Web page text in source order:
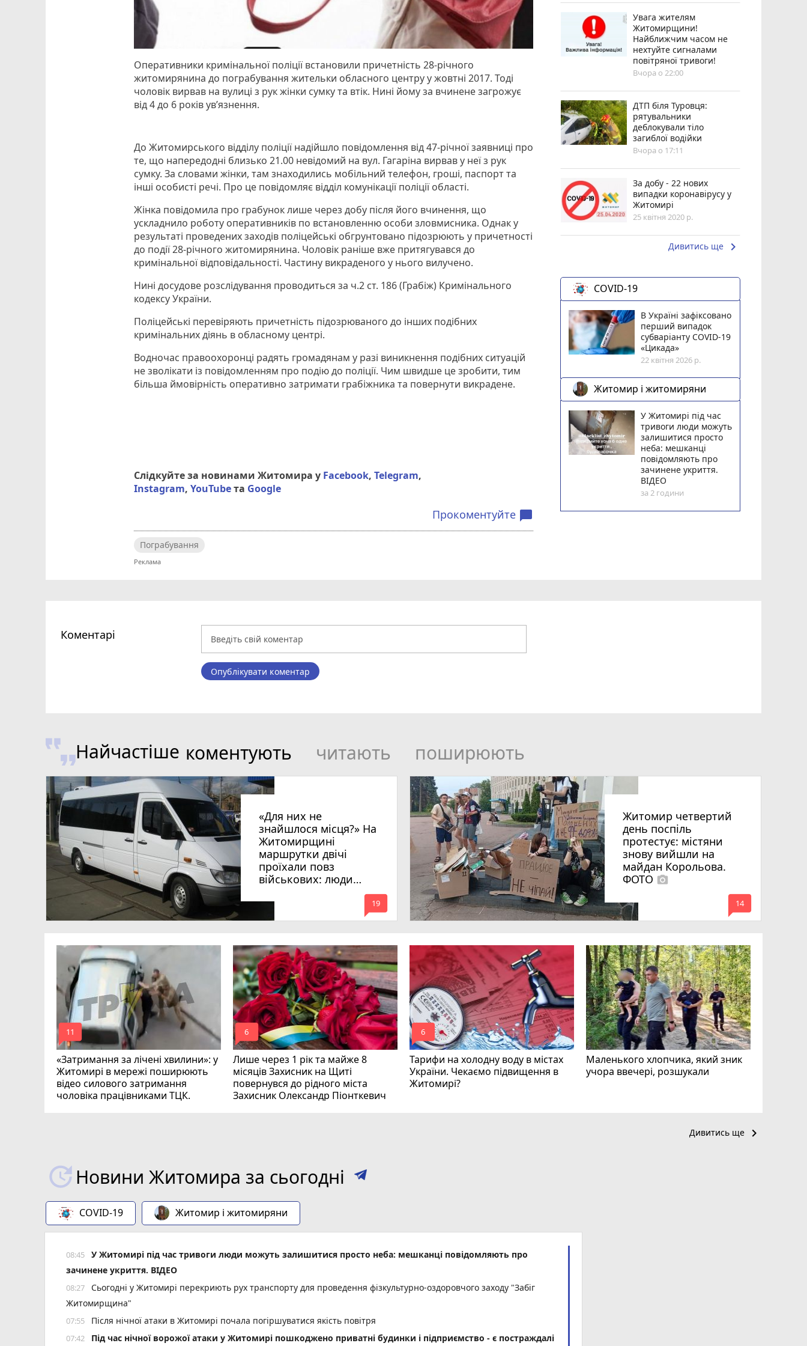
Оперативники кримінальної поліції встановили причетність 28-річного
житомирянина до пограбування жительки обласного центру у жовтні 2017. Тоді
чоловік вирвав на вулиці з рук жінки сумку та втік. Нині йому за вчинене загрожує
від 4 до 6 років ув’язнення.
До Житомирського відділу поліції надійшло повідомлення від 47-річної заявниці про
те, що напередодні близько 21.00 невідомий на вул. Гагаріна вирвав у неї з рук
сумку. За словами жінки, там знаходились мобільний телефон, гроші, паспорт та
інші особисті речі. Про це повідомляє відділ комунікації поліції області.
Жінка повідомила про грабунок лише через добу після його вчинення, що
ускладнило роботу оперативників по встановленню особи зловмисника. Однак у
результаті проведених заходів поліцейські обгрунтовано підозрюють у причетності
до події 28-річного житомирянина. Чоловік раніше вже притягувався до
кримінальної відповідальності. Частину викраденого у нього вилучено.
Нині досудове розслідування проводиться за ч.2 ст. 186 (Грабіж) Кримінального
кодексу України.
Поліцейські перевіряють причетність підозрюваного до інших подібних
кримінальних діянь в обласному центрі.
Водночас правоохоронці радять громадянам у разі виникнення подібних ситуацій
не зволікати із повідомленням про подію до поліції. Чим швидше це зробити, тим
більша ймовірність оперативно затримати грабіжника та повернути викрадене.
Слідкуйте за новинами Житомира у Facebook,Telegram,
Instagram,YouTubeта Google
Прокоментуйте chat_bubble
Пограбування
Увага жителям
Житомирщини!
Найближчим часом не
нехтуйте сигналами
повітряної тривоги!
Вчора о 22:00
ДТП біля Туровця:
рятувальники
деблокували тіло
загиблої водійки
Вчора о 17:11
За добу - 22 нових
випадки коронавірусу у
Житомирі
25 квітня 2020 р.
Дивитись ще keyboard_arrow_right
COVID-19
В Україні зафіксовано
перший випадок
субваріанту COVID-19
«Цикада»
22 квітня 2026 р.
Житомир і житомиряни
У Житомирі під час
тривоги люди можуть
залишитися просто
неба: мешканці
повідомляють про
зачинене укриття.
ВІДЕО
за 2 години
Коментарі
Опублікувати коментар
Найчастіше коментують читають поширюють
«Для них не
знайшлося місця?» На
Житомирщині
маршрутки двічі
проїхали повз
військових: люди
вимагають покарати
винних
mode_comment
19
Житомир четвертий
день поспіль
протестує: містяни
знову вийшли на
майдан Корольова.
ФОТО photo_camera
mode_comment
14
«Затримання за лічені хвилини»: у
Житомирі в мережі поширюють
відео силового затримання
чоловіка працівниками ТЦК.
mode_comment
11
Лише через 1 рік та майже 8
місяців Захисник на Щиті
повернувся до рідного міста
Захисник Олександр Піонткевич
mode_comment
6
Тарифи на холодну воду в містах
України. Чекаємо підвищення в
Житомирі?
mode_comment
6
Маленького хлопчика, який зник
учора ввечері, розшукали
Дивитись ще keyboard_arrow_right
Новини Житомира за сьогодні
COVID-19 Житомир і житомиряни
08:45
У Житомирі під час тривоги люди можуть залишитися просто неба: мешканці повідомляють про
зачинене укриття. ВІДЕО
08:27
Сьогодні у Житомирі перекриють рух транспорту для проведення фізкультурно-оздоровчого заходу "Забіг
Житомирщина"
07:55 Після нічної атаки в Житомирі почала погіршуватися якість повітря
07:42 Під час нічної ворожої атаки у Житомирі пошкоджено приватні будинки і підприємство - є постраждалі